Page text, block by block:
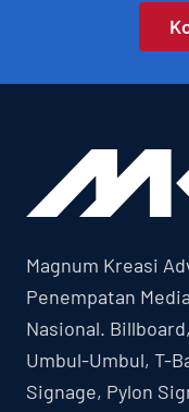
Magnum Kreasi
Penempatan
Nasional.
Umbul-Umbul, T-
Signage, Pylon